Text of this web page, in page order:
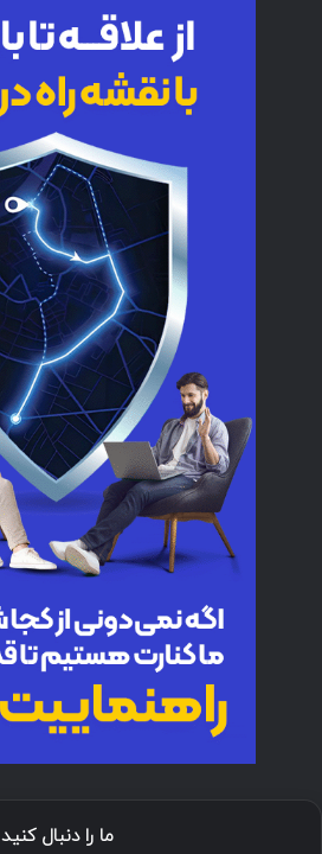
ما را دنبال کنید